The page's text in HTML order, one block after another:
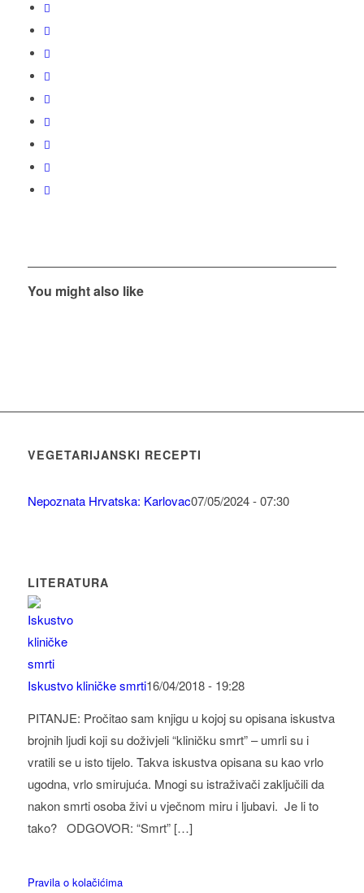
You might also like
VEGETARIJANSKI RECEPTI
Nepoznata Hrvatska: Karlovac07/05/2024 - 07:30
LITERATURA
Iskustvo kliničke smrti16/04/2018 - 19:28
PITANJE: Pročitao sam knjigu u kojoj su opisana iskustva
brojnih ljudi koji su doživjeli “kliničku smrt” – umrli su i
vratili se u isto tijelo. Takva iskustva opisana su kao vrlo
ugodna, vrlo smirujuća. Mnogi su istraživači zaključili da
nakon smrti osoba živi u vječnom miru i ljubavi. Je li to
tako? ODGOVOR: “Smrt” […]
Pravila o kolačićima